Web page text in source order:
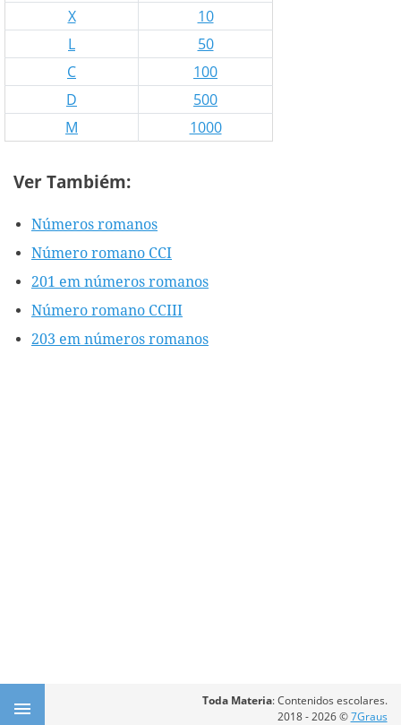
X
10
L
50
C
100
D
500
M
1000
Ver Tambiém:
Números romanos
Número romano CCI
201 em números romanos
Número romano CCIII
203 em números romanos
Toda Materia: Contenidos escolares.
2018 - 2026 ©7Graus